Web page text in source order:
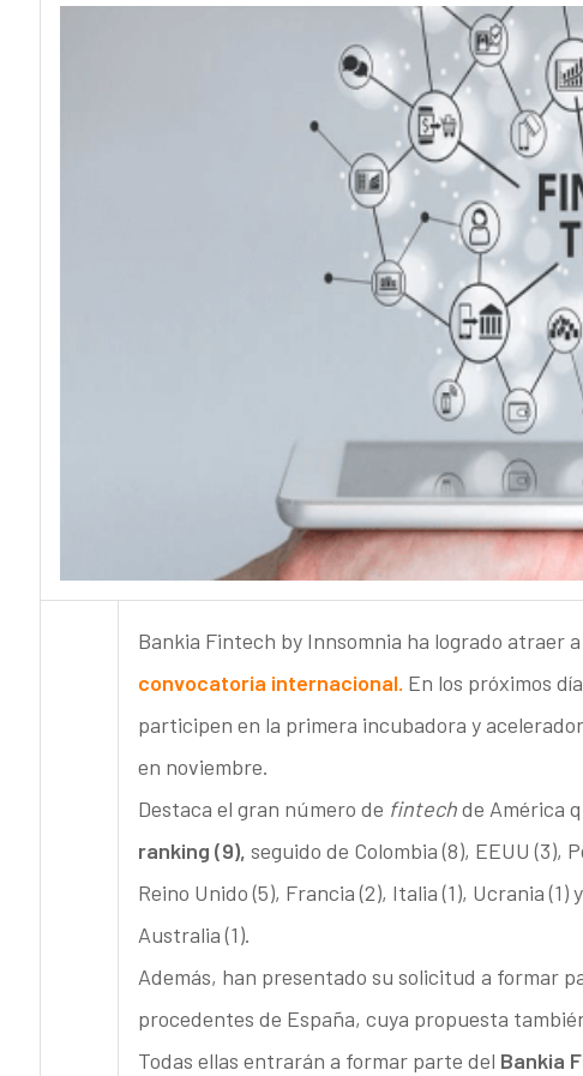
Bankia Fintech by Innsomnia ha logrado atraer a
convocatoria internacional. En los próximos
participen en la primera incubadora y
en noviembre.
Destaca el gran número de fintechde América
ranking (9), seguido de Colombia (8), EEUU (3),
Reino Unido (5), Francia (2), Italia (1), Ucrania
Australia (1).
Además, han presentado su solicitud a formar
procedentes de España, cuya propuesta
Todas ellas entrarán a formar parte del Bankia